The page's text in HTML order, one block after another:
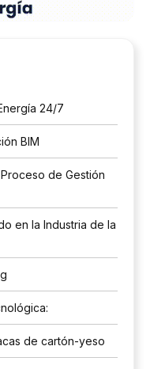
24/7
BIM
de Gestión
en la Industria de la
de cartón-yeso